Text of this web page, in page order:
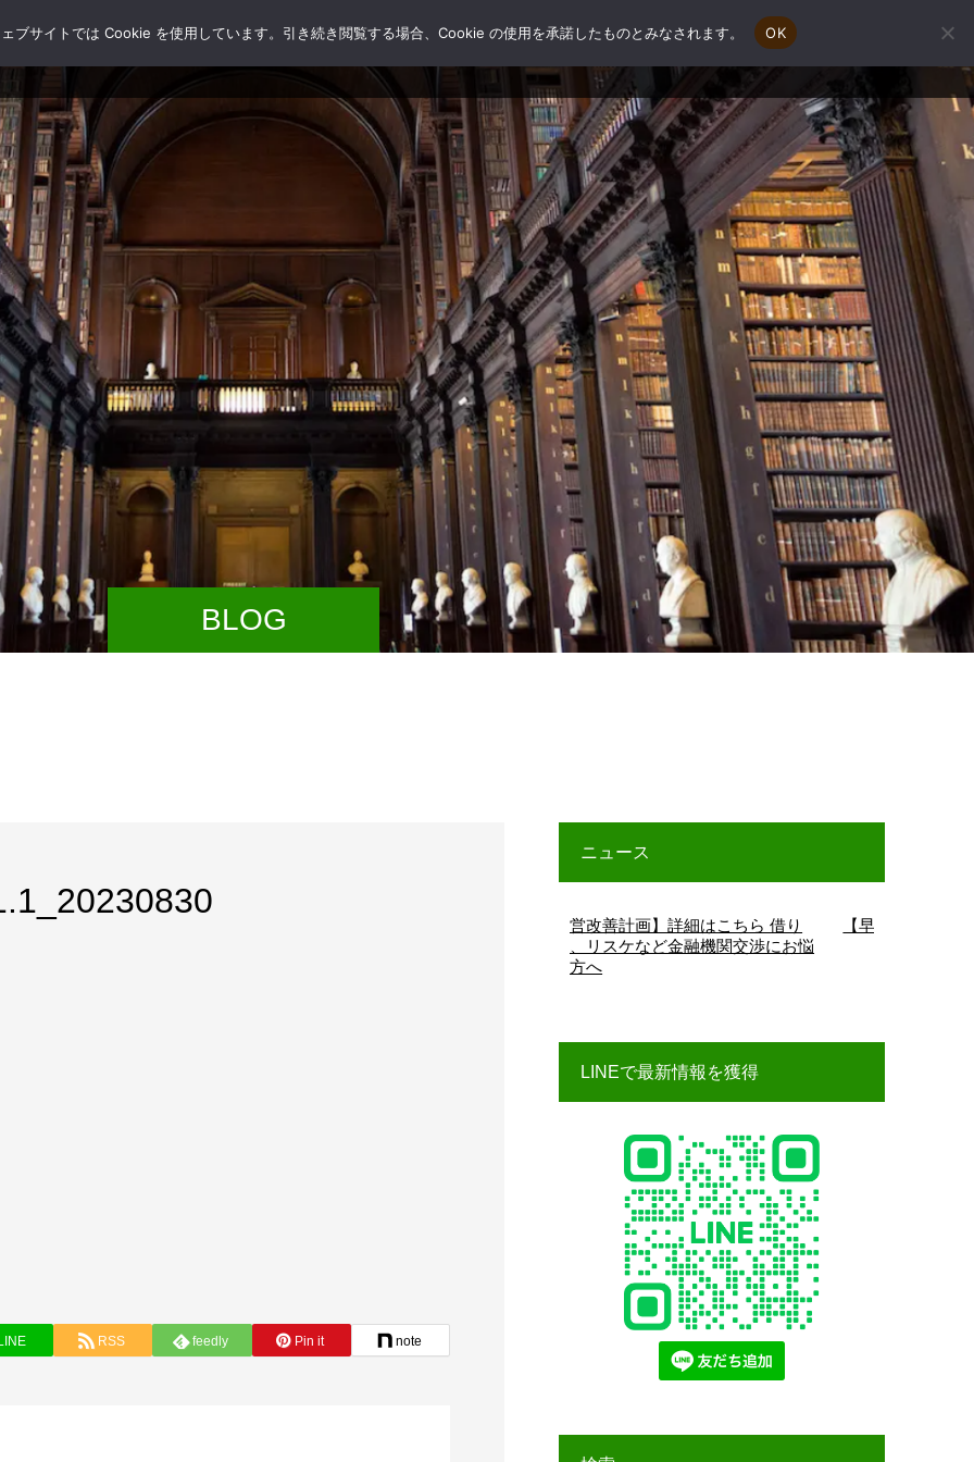
お問い合わせ
BLOG
RSS feedly Pin it note
ニュース
【経営改善計画】詳細はこちら 借り
換え、リスケなど金融機関交渉にお悩
みの方へ
【早期経営改善計
LINEで最新情報を獲得
ブサイトでは Cookie を使用しています。引き続き閲覧する場合、Cookie の使用を承諾したものとみなされます。 OK